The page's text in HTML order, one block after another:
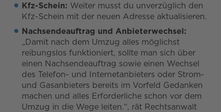
Kfz-Schein: Weiter musst du unverzüglich den
Kfz-Schein mit der neuen Adresse aktualisieren.
Nachsendeauftrag und Anbieterwechsel:
„Damit nach dem Umzug alles möglichst
reibungslos funktioniert, sollte man sich über
einen Nachsendeauftrag sowie einen Wechsel
des Telefon- und Internetanbieters oder Strom-
und Gasanbieters bereits im Vorfeld Gedanken
machen und alles Erforderliche schon vor dem
Umzug in die Wege leiten.“, rät Rechtsanwalt